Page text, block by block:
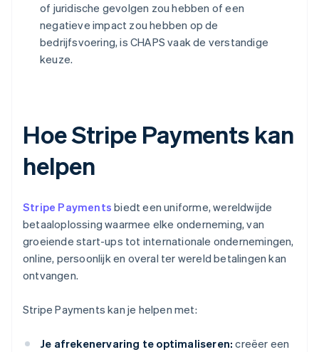
of juridische gevolgen zou hebben of een
negatieve impact zou hebben op de
bedrijfsvoering, is CHAPS vaak de verstandige
keuze.
Hoe Stripe Payments kan
helpen
Stripe Payments biedt een uniforme, wereldwijde
betaaloplossing waarmee elke onderneming, van
groeiende start-ups tot internationale ondernemingen,
online, persoonlijk en overal ter wereld betalingen kan
ontvangen.
Stripe Payments kan je helpen met:
Je afrekenervaring te optimaliseren: creëer een